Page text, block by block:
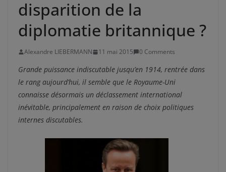
disparition de la
diplomatie britannique ?
Alexandre LIEBERMANN 11 mai 2015 0 Comments
Grande puissance indiscutable jusqu’en 1914, rentrée dans
le rang aujourd’hui, il semble que le Royaume-Uni
connaisse désormais un déclassement international
inévitable, principalement en raison de choix politiques
internes discutables.